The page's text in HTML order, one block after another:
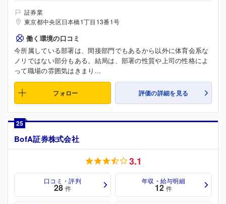
証券業
東京都中央区日本橋1丁目13番1号
働く環境の口コミ
今所属している部署は、間接部門でもあるから以外に体育会系な
ノリではない部分もある。結局は、部署の性質や上司の性格によ
って職場の雰囲気はきまり...
フォロー 評価の詳細を見る
25
BofA証券株式会社
3.1
口コミ・評判
28 件
年収・給与明細
12 件